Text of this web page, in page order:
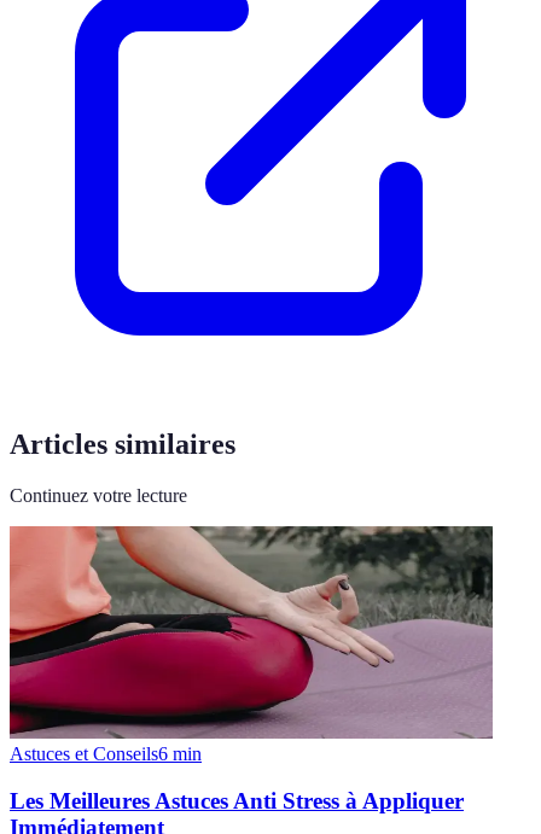
Articles similaires
Continuez votre lecture
Astuces et Conseils6 min
Les Meilleures Astuces Anti Stress à Appliquer
Immédiatement